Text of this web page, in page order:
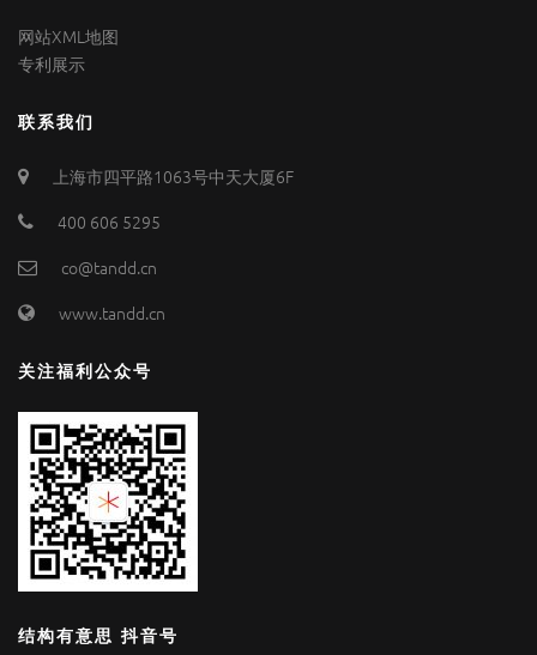
网站XML地图
专利展示
联系我们
上海市四平路1063号中天大厦6F
400 606 5295
co@tandd.cn
www.tandd.cn
关注福利公众号
结构有意思 抖音号